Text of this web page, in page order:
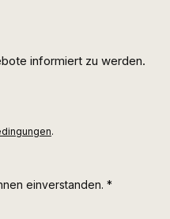
informiert zu werden.
.
einverstanden. *